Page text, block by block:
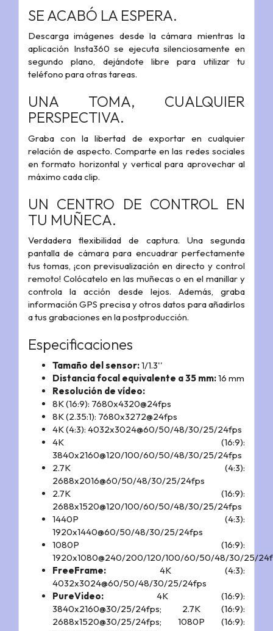
SE ACABÓ LA ESPERA.
Descarga imágenes desde la cámara mientras la
aplicación Insta360 se ejecuta silenciosamente en
segundo plano, dejándote libre para utilizar tu
teléfono para otras tareas.
UNA TOMA, CUALQUIER
PERSPECTIVA.
Graba con la libertad de exportar en cualquier
relación de aspecto. Comparte en las redes sociales
en formato horizontal y vertical para aprovechar al
máximo cada clip.
UN CENTRO DE CONTROL EN
TU MUÑECA.
Verdadera flexibilidad de captura. Una segunda
pantalla de cámara para encuadrar perfectamente
tus tomas, ¡con previsualización en directo y control
remoto! Colócatelo en las muñecas o en el manillar y
controla la acción desde lejos. Además, graba
información GPS precisa y otros datos para añadirlos
a tus grabaciones en la postproducción.
Especificaciones
Tamaño del sensor:1/1.3''
Distancia focal equivalente a 35 mm:16 mm
Resolución de vídeo:
8K (16:9): 7680x4320@24fps
8K (2.35:1): 7680x3272@24fps
4K (4:3): 4032x3024@60/50/48/30/25/24fps
4K (16:9):
3840x2160@120/100/60/50/48/30/25/24fps
2.7K (4:3):
2688x2016@60/50/48/30/25/24fps
2.7K (16:9):
2688x1520@120/100/60/50/48/30/25/24fps
1440P (4:3):
1920x1440@60/50/48/30/25/24fps
1080P (16:9):
1920x1080@240/200/120/100/60/50/48/30/25/
FreeFrame: 4K (4:3):
4032x3024@60/50/48/30/25/24fps
PureVideo: 4K (16:9):
3840x2160@30/25/24fps; 2.7K (16:9):
2688x1520@30/25/24fps; 1080P (16:9):